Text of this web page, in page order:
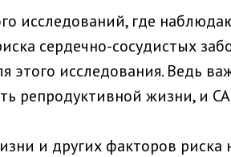
исследований, где
сердечно-сосудистых
этого исследования. Ведь
репродуктивной жизни, и
и других факторов